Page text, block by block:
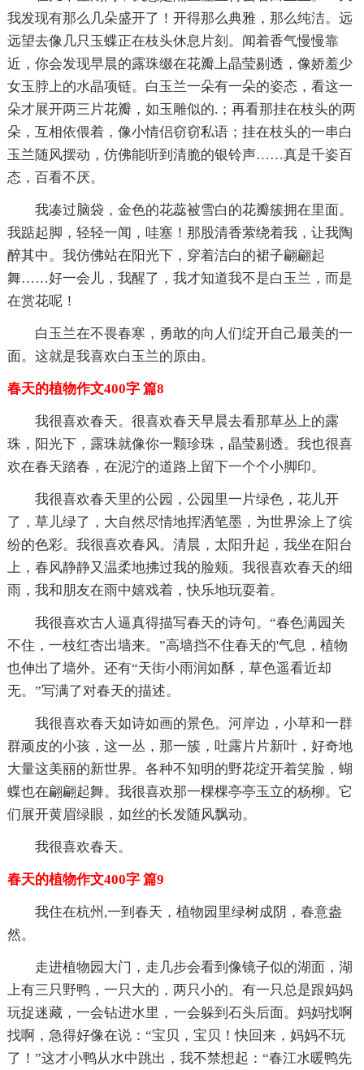
我发现有那么几朵盛开了！开得那么典雅，那么纯洁。远
远望去像几只玉蝶正在枝头休息片刻。闻着香气慢慢靠
近，你会发现早晨的露珠缀在花瓣上晶莹剔透，像娇羞少
女玉脖上的水晶项链。白玉兰一朵有一朵的姿态，看这一
朵才展开两三片花瓣，如玉雕似的.；再看那挂在枝头的两
朵，互相依偎着，像小情侣窃窃私语；挂在枝头的一串白
玉兰随风摆动，仿佛能听到清脆的银铃声……真是千姿百
态，百看不厌。
我凑过脑袋，金色的花蕊被雪白的花瓣簇拥在里面。
我踮起脚，轻轻一闻，哇塞！那股清香萦绕着我，让我陶
醉其中。我仿佛站在阳光下，穿着洁白的裙子翩翩起
舞……好一会儿，我醒了，我才知道我不是白玉兰，而是
在赏花呢！
白玉兰在不畏春寒，勇敢的向人们绽开自己最美的一
面。这就是我喜欢白玉兰的原由。
春天的植物作文400字 篇8
我很喜欢春天。很喜欢春天早晨去看那草丛上的露
珠，阳光下，露珠就像你一颗珍珠，晶莹剔透。我也很喜
欢在春天踏春，在泥泞的道路上留下一个个小脚印。
我很喜欢春天里的公园，公园里一片绿色，花儿开
了，草儿绿了，大自然尽情地挥洒笔墨，为世界涂上了缤
纷的色彩。我很喜欢春风。清晨，太阳升起，我坐在阳台
上，春风静静又温柔地拂过我的脸颊。我很喜欢春天的细
雨，我和朋友在雨中嬉戏着，快乐地玩耍着。
我很喜欢古人逼真得描写春天的诗句。“春色满园关
不住，一枝红杏出墙来。”高墙挡不住春天的'气息，植物
也伸出了墙外。还有“天街小雨润如酥，草色遥看近却
无。”写满了对春天的描述。
我很喜欢春天如诗如画的景色。河岸边，小草和一群
群顽皮的小孩，这一丛，那一簇，吐露片片新叶，好奇地
大量这美丽的新世界。各种不知明的野花绽开着笑脸，蝴
蝶也在翩翩起舞。我很喜欢那一棵棵亭亭玉立的杨柳。它
们展开黄眉绿眼，如丝的长发随风飘动。
我很喜欢春天。
春天的植物作文400字 篇9
我住在杭州,一到春天，植物园里绿树成阴，春意盎
然。
走进植物园大门，走几步会看到像镜子似的湖面，湖
上有三只野鸭，一只大的，两只小的。有一只总是跟妈妈
玩捉迷藏，一会钻进水里，一会躲到石头后面。妈妈找啊
找啊，急得好像在说：“宝贝，宝贝！快回来，妈妈不玩
了！”这才小鸭从水中跳出，我不禁想起：“春江水暖鸭先